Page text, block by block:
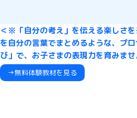
＜※「自分の考え」を伝える楽しさ
を自分の言葉でまとめるような、プ
び」で、お子さまの表現力を育みま
→無料体験教材を見る